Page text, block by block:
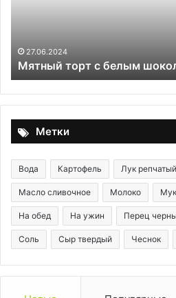
27.06.2024
Мятный торт с белым
Метки
Вода Картофель Лук репчатый
Масло сливочное Молоко
На обед На ужин Перец
Соль Сыр твердый Чеснок